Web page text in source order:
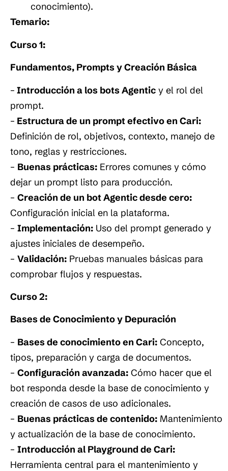
conocimiento).
Temario:
Curso 1:
Fundamentos, Prompts y Creación Básica
– Introducción a los bots Agentic y el rol del
prompt.
– Estructura de un prompt efectivo en Cari:
Definición de rol, objetivos, contexto, manejo de
tono, reglas y restricciones.
– Buenas prácticas: Errores comunes y cómo
dejar un prompt listo para producción.
– Creación de un bot Agentic desde cero:
Configuración inicial en la plataforma.
– Implementación: Uso del prompt generado y
ajustes iniciales de desempeño.
– Validación: Pruebas manuales básicas para
comprobar flujos y respuestas.
Curso 2:
Bases de Conocimiento y Depuración
– Bases de conocimiento en Cari: Concepto,
tipos, preparación y carga de documentos.
– Configuración avanzada: Cómo hacer que el
bot responda desde la base de conocimiento y
creación de casos de uso adicionales.
– Buenas prácticas de contenido: Mantenimiento
y actualización de la base de conocimiento.
– Introducción al Playground de Cari:
Herramienta central para el mantenimiento y